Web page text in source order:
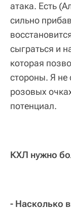
атака. Есть
сильно
сыграться и
которая
стороны. Я
розовых
потенциал.
КХЛ нужно
- Насколько